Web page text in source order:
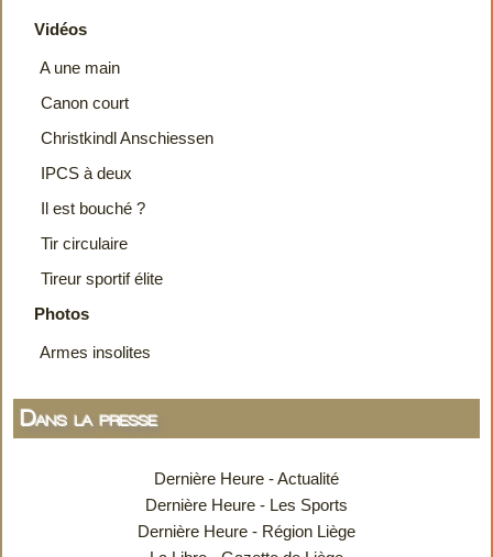
Vidéos
A une main
Canon court
Christkindl Anschiessen
IPCS à deux
Il est bouché ?
Tir circulaire
Tireur sportif élite
Photos
Armes insolites
Dans la presse
Dernière Heure - Actualité
Dernière Heure - Les Sports
Dernière Heure - Région Liège